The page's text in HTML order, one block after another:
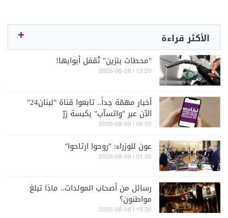
الأكثر قراءة
"محطات بنزين" تُقفل أبوابها!
13:20 | 2026-08-08
أخبار مهمّة جداً.. تابعوا قناة "لبنان24"
الآن عبر "واتسآب" بكبسة زرّ
06:55 | 2026-08-09
عون للوزراء: "روحوا ارتاحوا"
01:30 | 2026-08-09
رسائل من أصحاب المولدات.. ماذا تبلغ
مواطنون؟
15:30 | 2026-08-08